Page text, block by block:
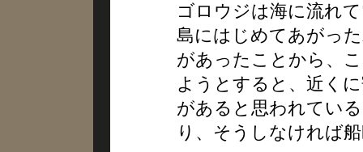
ゴロウジは海に流れ
島にはじめてあがっ
があったことから、
ようとすると、近く
があると思われてい
り、そうしなければ